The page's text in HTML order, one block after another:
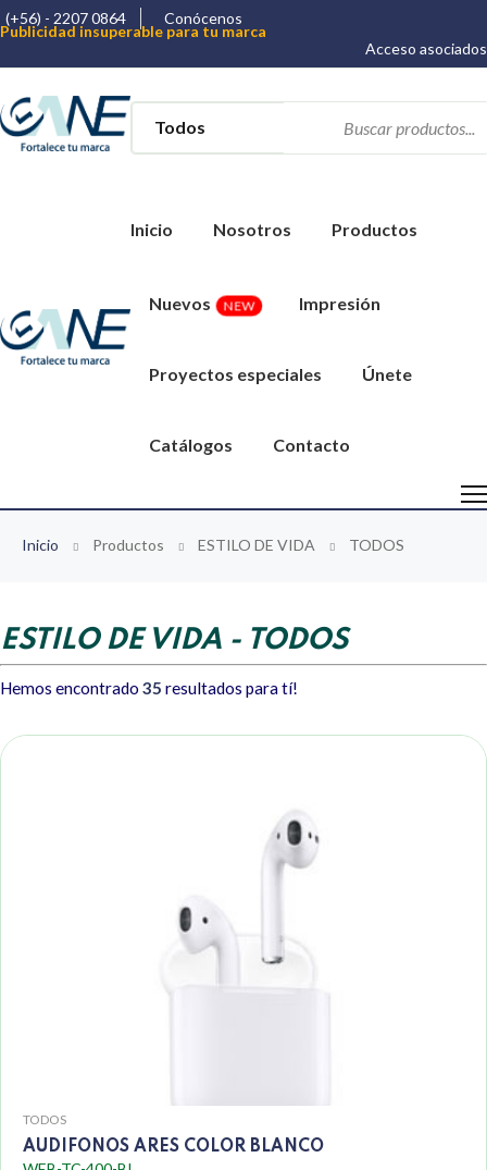
(+56) - 2207 0864 Conócenos
Publicidad insuperable para tu marca
Acceso asociados
Inicio Nosotros Productos
Nuevos NEW Impresión
Proyectos especiales Únete
Catálogos Contacto
Inicio Productos ESTILO DE VIDA TODOS
ESTILO DE VIDA - TODOS
Hemos encontrado 35 resultados para tí!
TODOS
AUDIFONOS ARES COLOR BLANCO